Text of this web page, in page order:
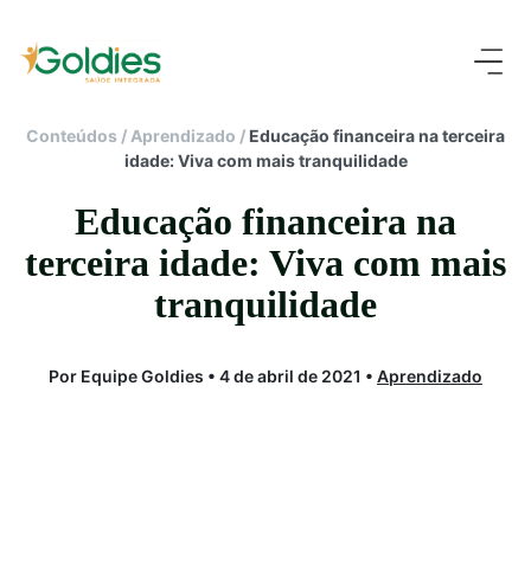
Conteúdos / Aprendizado / Educação financeira na terceira
idade: Viva com mais tranquilidade
Educação financeira na
terceira idade: Viva com mais
tranquilidade
Por Equipe Goldies • 4 de abril de 2021 • Aprendizado